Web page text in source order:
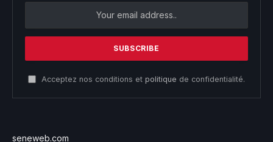
Acceptez nos conditions et politique de confidentialité.
seneweb.com